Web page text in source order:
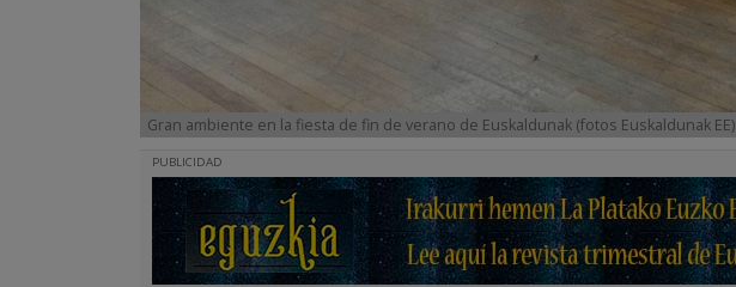
Gran ambiente en la fiesta de fin de verano de Euskaldunak (fotos Euskaldunak EE)
PUBLICIDAD